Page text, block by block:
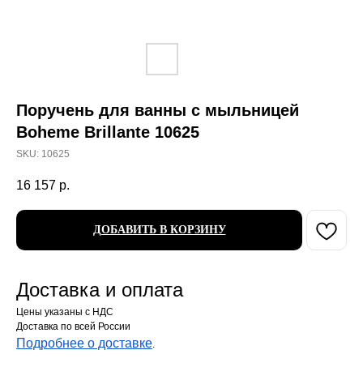
Поручень для ванны с мыльницей
Boheme Brillante 10625
SKU: 10625
16 157 р.
ДОБАВИТЬ В КОРЗИНУ
Доставка и оплата
Цены указаны с НДС
Доставка по всей России
Подробнее о доставке.